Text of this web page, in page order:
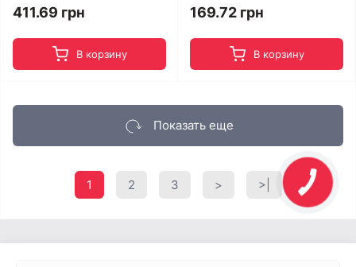
411.69 грн
В корзину
169.72 грн
В корзину
Показать еще
1 2 3 > >|